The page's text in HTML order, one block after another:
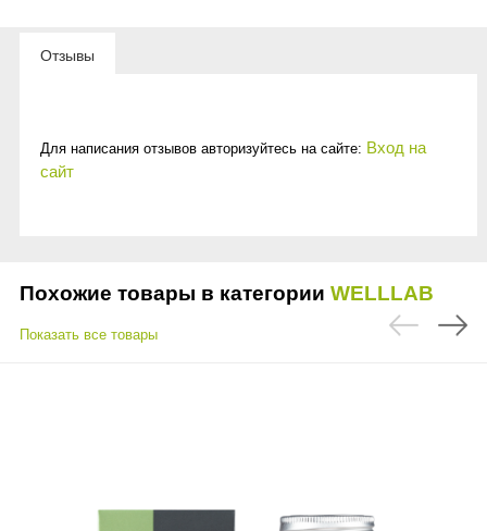
Отзывы
Для написания отзывов авторизуйтесь на сайте: Вход на
сайт
Похожие товары в категории WELLLAB
Показать все товары